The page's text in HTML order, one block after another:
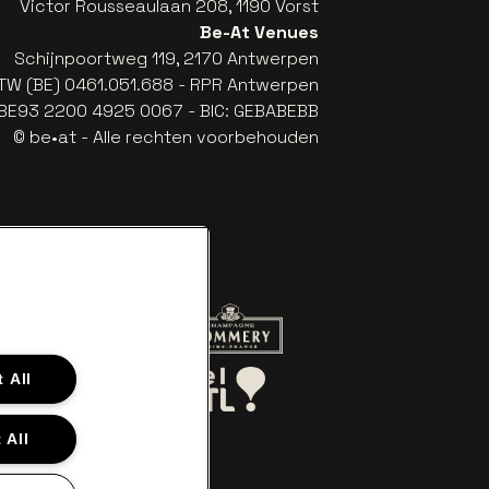
Victor Rousseaulaan 208, 1190 Vorst
Be-At Venues
Schijnpoortweg 119, 2170 Antwerpen
(BE) 0461.051.688 - RPR Antwerpen
2200 4925 0067 - BIC: GEBABEBB
© be•at - Alle rechten voorbehouden
de website van Red Bull
Ga naar de website van Het logo van Aperol
Ga naar de website van Champagne
de website van Le Soir
All
All